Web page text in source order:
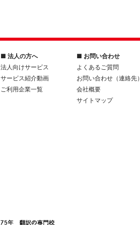
■ 法人の方へ
法人向けサービス
サービス紹介動画
ご利用企業一覧
■ お問い合わせ
よくあるご質問
お問い合わせ（連絡先）
会社概要
サイトマップ